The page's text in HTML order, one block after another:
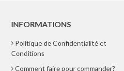
INFORMATIONS
Politique de Confidentialité et
Conditions
Comment faire pour commander?